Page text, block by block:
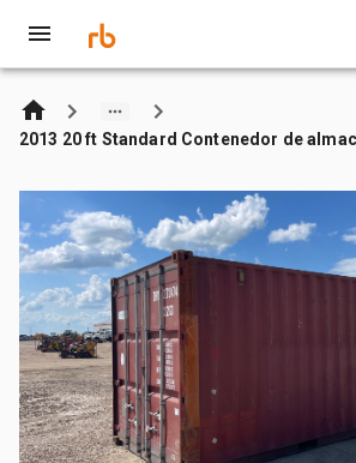
2013 20 ft Standard Contenedor de